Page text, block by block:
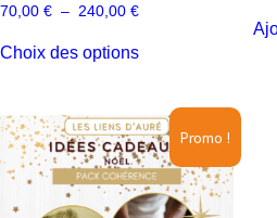
70,00 € – 240,00 €Plage
70,00 €
Choix des optionsproduit
variations.
Les
options
peuvent
être
choisies
Promo !